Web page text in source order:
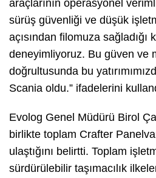
araçlarının operasyonel
sürüş güvenliği ve düşük
açısından filomuza sağladığı
deneyimliyoruz. Bu güven ve
doğrultusunda bu
Scania oldu.” ifadelerini
Evolog Genel Müdürü Birol
birlikte toplam Crafter
ulaştığını belirtti. Toplam
sürdürülebilir taşımacılık